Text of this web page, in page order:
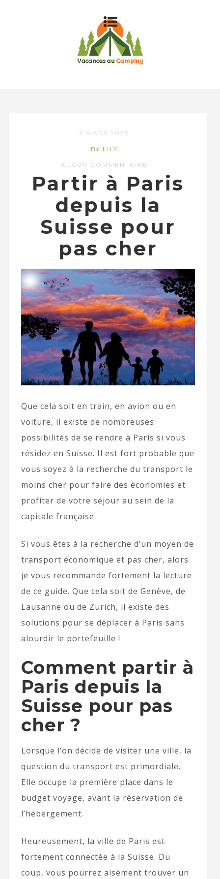
9 MARS 2022
BY LILY
AUCUN COMMENTAIRE
Partir à Paris
depuis la
Suisse pour
pas cher
Que cela soit en train, en avion ou en
voiture, il existe de nombreuses
possibilités de se rendre à Paris si vous
résidez en Suisse. Il est fort probable que
vous soyez à la recherche du transport le
moins cher pour faire des économies et
profiter de votre séjour au sein de la
capitale française.
Si vous êtes à la recherche d’un moyen de
transport économique et pas cher, alors
je vous recommande fortement la lecture
de ce guide. Que cela soit de Genève, de
Lausanne ou de Zurich, il existe des
solutions pour se déplacer à Paris sans
alourdir le portefeuille !
Comment partir à
Paris depuis la
Suisse pour pas
cher ?
Lorsque l’on décide de visiter une ville, la
question du transport est primordiale.
Elle occupe la première place dans le
budget voyage, avant la réservation de
l’hébergement.
Heureusement, la ville de Paris est
fortement connectée à la Suisse. Du
coup, vous pourrez aisément trouver un